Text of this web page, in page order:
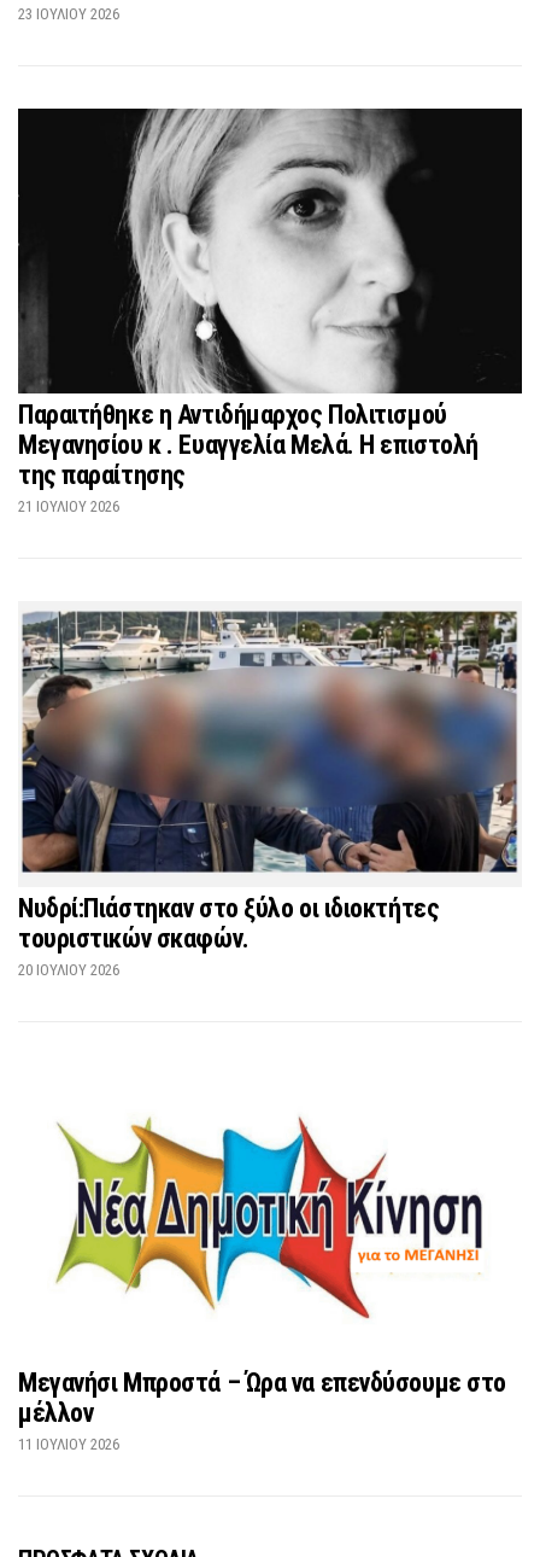
23 ΙΟΥΛΊΟΥ 2026
Παραιτήθηκε η Αντιδήμαρχος Πολιτισμού
Μεγανησίου κ . Ευαγγελία Μελά. Η επιστολή
της παραίτησης
21 ΙΟΥΛΊΟΥ 2026
Νυδρί:Πιάστηκαν στο ξύλο οι ιδιοκτήτες
τουριστικών σκαφών.
20 ΙΟΥΛΊΟΥ 2026
Μεγανήσι Μπροστά – Ώρα να επενδύσουμε στο
μέλλον
11 ΙΟΥΛΊΟΥ 2026